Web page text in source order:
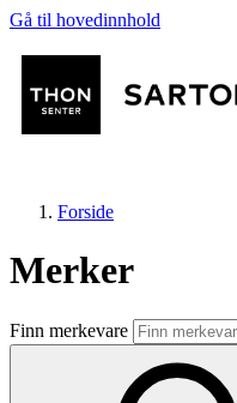
Gå til hovedinnhold
Butikker
Mat og drikke
Forside
Merker
Finn merkevare